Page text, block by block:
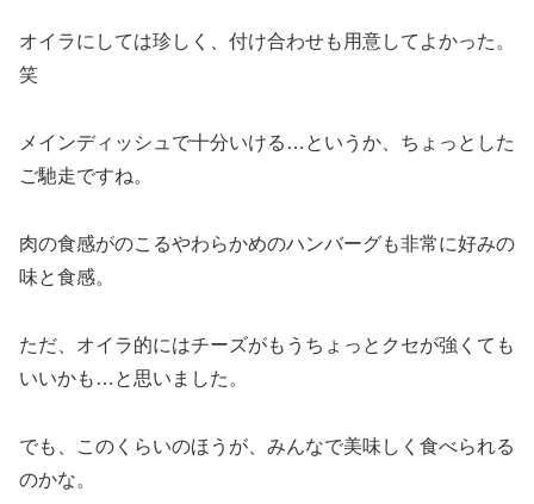
オイラにしては珍しく、付け合わせも用意してよかった。
笑
メインディッシュで十分いける…というか、ちょっとした
ご馳走ですね。
肉の食感がのこるやわらかめのハンバーグも非常に好みの
味と食感。
ただ、オイラ的にはチーズがもうちょっとクセが強くても
いいかも…と思いました。
でも、このくらいのほうが、みんなで美味しく食べられる
のかな。